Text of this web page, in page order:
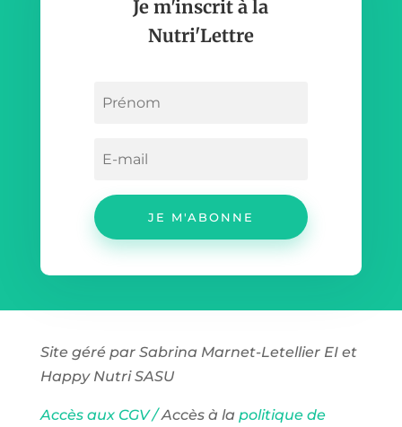
Je m'inscrit à la
Nutri'Lettre
JE M'ABONNE
Site géré par Sabrina Marnet-Letellier EI et
Happy Nutri SASU
Accès aux CGV / Accès à la politique de